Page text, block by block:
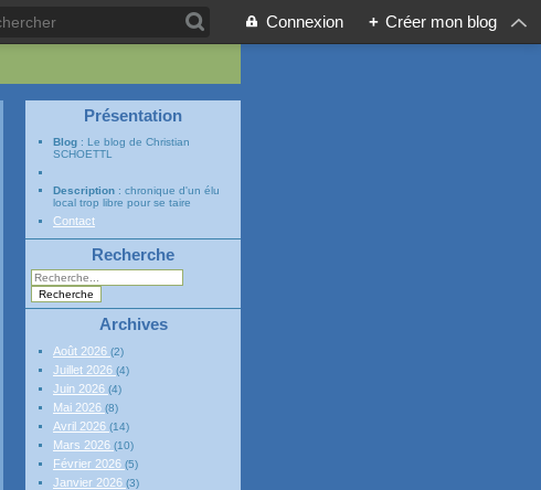
Connexion + Créer mon blog
Présentation
Blog : Le blog de Christian
SCHOETTL
Description : chronique d'un élu
local trop libre pour se taire
Contact
Recherche
Archives
Août 2026 (2)
Juillet 2026 (4)
Juin 2026 (4)
Mai 2026 (8)
Avril 2026 (14)
Mars 2026 (10)
Février 2026 (5)
Janvier 2026 (3)